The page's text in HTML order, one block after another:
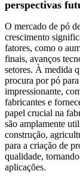
perspectivas
O mercado de pó
crescimento
fatores, como o
finais, avanços
setores. À medida
procura por pó
impressionante,
fabricantes e
papel crucial na
são amplamente
construção,
para a criação de
qualidade,
aplicações.